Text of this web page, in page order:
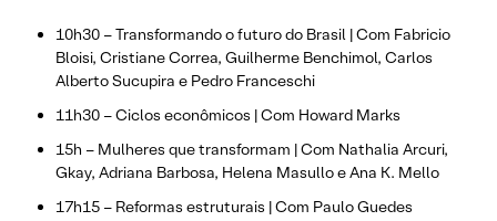
10h30 – Transformando o futuro do Brasil | Com Fabricio
Bloisi, Cristiane Correa, Guilherme Benchimol, Carlos
Alberto Sucupira e Pedro Franceschi
11h30 – Ciclos econômicos | Com Howard Marks
15h – Mulheres que transformam | Com Nathalia Arcuri,
Gkay, Adriana Barbosa, Helena Masullo e Ana K. Mello
17h15 – Reformas estruturais | Com Paulo Guedes